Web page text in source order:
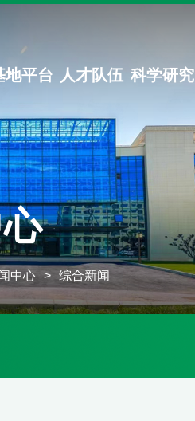
地平台 人才队伍 科学研究
中心 > 综合新闻